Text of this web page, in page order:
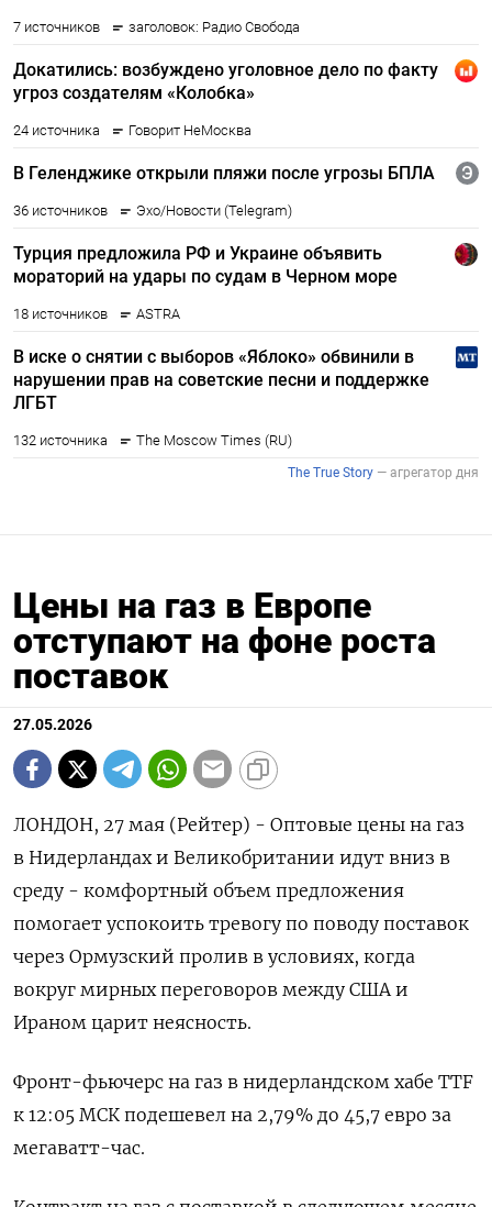
Цены на газ в Европе
отступают на фоне роста
поставок
27.05.2026
ЛОНДОН, 27 мая (Рейтер) - Оптовые цены на газ
в Нидерландах и Великобритании идут вниз в
среду - комфортный объем предложения
помогает успокоить тревогу по ‌поводу поставок
через Ормузский пролив в условиях, когда
вокруг мирных переговоров между США и
Ираном царит неясность.
Фронт-фьючерс на газ в нидерландском ​хабе TTF
к 12:05 ​МСК подешевел ​на 2,79% до ⁠45,7 евро за
мегаватт-час.